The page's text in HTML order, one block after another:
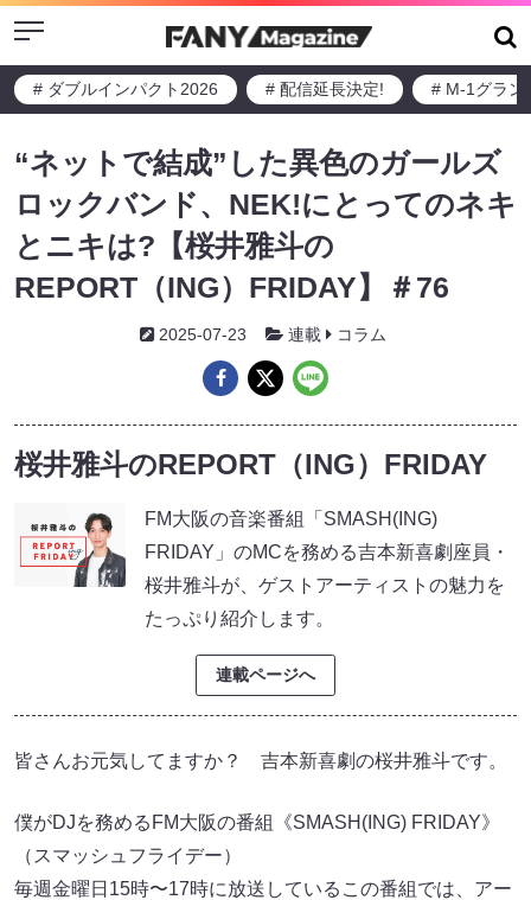
Menu
# ダブルインパクト2026 # 配信延長決定! # M-1グラン
“ネットで結成”した異色のガールズ
ロックバンド、NEK!にとってのネキ
とニキは?【桜井雅斗の
REPORT（ING）FRIDAY】＃76
2025-07-23 連載 コラム
桜井雅斗のREPORT（ING）FRIDAY
FM大阪の音楽番組「SMASH(ING)
FRIDAY」のMCを務める吉本新喜劇座員・
桜井雅斗が、ゲストアーティストの魅力を
たっぷり紹介します。
連載ページへ
皆さんお元気してますか？ 吉本新喜劇の桜井雅斗です。
僕がDJを務めるFM大阪の番組《SMASH(ING) FRIDAY》
（スマッシュフライデー）
毎週金曜日15時〜17時に放送しているこの番組では、アー